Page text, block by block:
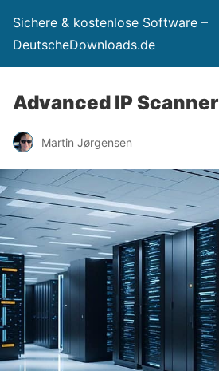
Sichere & kostenlose Software –
DeutscheDownloads.de
Advanced IP Scanner
Martin Jørgensen